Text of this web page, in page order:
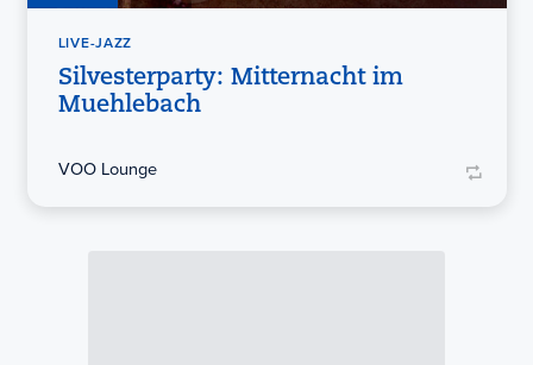
LIVE-JAZZ
Silvesterparty: Mitternacht im
Muehlebach
VOO Lounge